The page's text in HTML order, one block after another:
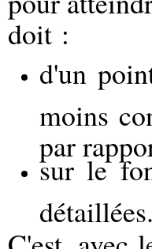
doit :
d'un
moins
par
sur le
détaillées.